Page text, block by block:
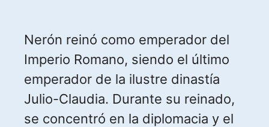
Nerón reinó como emperador del
Imperio Romano, siendo el último
emperador de la ilustre dinastía
Julio-Claudia. Durante su reinado,
se concentró en la diplomacia y el